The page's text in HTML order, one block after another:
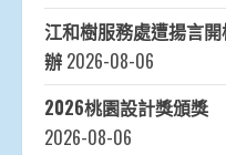
江和樹服務處遭揚言
辦 2026-08-06
2026桃園設計獎頒獎
2026-08-06